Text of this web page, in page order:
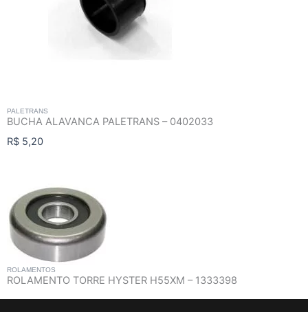
PALETRANS
BUCHA ALAVANCA PALETRANS – 0402033
R$ 5,20
ROLAMENTOS
ROLAMENTO TORRE HYSTER H55XM – 1333398